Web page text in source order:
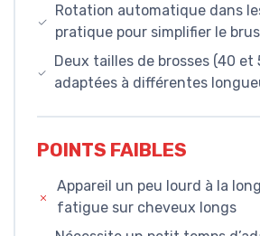
Rotation automatique dans
pratique pour simplifier le
Deux tailles de brosses (40 et
adaptées à différentes
POINTS FAIBLES
Appareil un peu lourd à la
fatigue sur cheveux longs